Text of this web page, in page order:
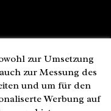
zur Umsetzung
zur Messung des
und um für den
Werbung auf